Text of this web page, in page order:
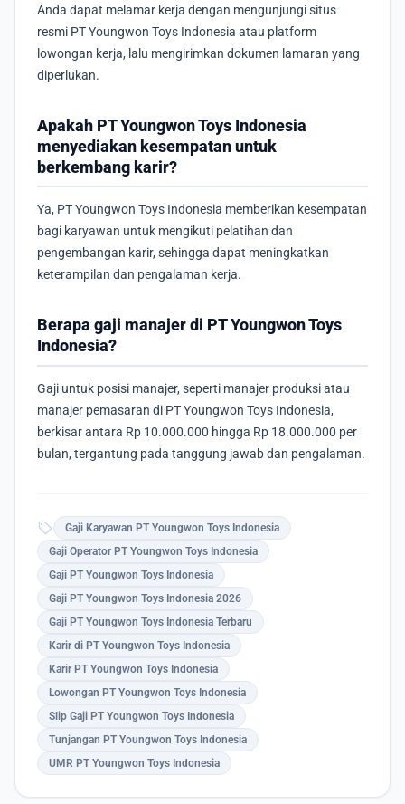
Anda dapat melamar kerja dengan mengunjungi situs
resmi PT Youngwon Toys Indonesia atau platform
lowongan kerja, lalu mengirimkan dokumen lamaran yang
diperlukan.
Apakah PT Youngwon Toys Indonesia
menyediakan kesempatan untuk
berkembang karir?
Ya, PT Youngwon Toys Indonesia memberikan kesempatan
bagi karyawan untuk mengikuti pelatihan dan
pengembangan karir, sehingga dapat meningkatkan
keterampilan dan pengalaman kerja.
Berapa gaji manajer di PT Youngwon Toys
Indonesia?
Gaji untuk posisi manajer, seperti manajer produksi atau
manajer pemasaran di PT Youngwon Toys Indonesia,
berkisar antara Rp 10.000.000 hingga Rp 18.000.000 per
bulan, tergantung pada tanggung jawab dan pengalaman.
sell
Gaji Karyawan PT Youngwon Toys Indonesia
Gaji Operator PT Youngwon Toys Indonesia
Gaji PT Youngwon Toys Indonesia
Gaji PT Youngwon Toys Indonesia 2026
Gaji PT Youngwon Toys Indonesia Terbaru
Karir di PT Youngwon Toys Indonesia
Karir PT Youngwon Toys Indonesia
Lowongan PT Youngwon Toys Indonesia
Slip Gaji PT Youngwon Toys Indonesia
Tunjangan PT Youngwon Toys Indonesia
UMR PT Youngwon Toys Indonesia